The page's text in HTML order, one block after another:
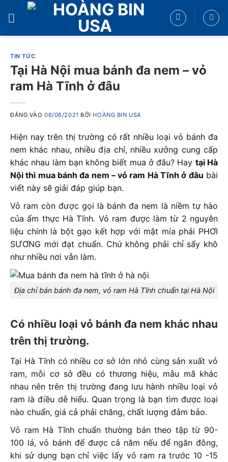
TIN TỨC
Tại Hà Nội mua bánh đa nem – vỏ
ram Hà Tĩnh ở đâu
ĐĂNG VÀO06/06/2021 BỞI HOÀNG BIN USA
Hiện nay trên thị trường có rất nhiều loại vỏ bánh đa
nem khác nhau, nhiều địa chỉ, nhiều xưởng cung cấp
khác nhau làm bạn không biết mua ở đâu? Hay tại Hà
Nội thì mua bánh đa nem – vỏ ram Hà Tĩnh ở đâu bài
viết này sẽ giải đáp giúp bạn.
Vỏ ram còn được gọi là bánh đa nem là niềm tự hào
của ẩm thực Hà Tĩnh. Vỏ ram được làm từ 2 nguyên
liệu chính là bột gạo kết hợp với mật mía phải PHƠI
SƯƠNG mới đạt chuẩn. Chứ không phải chỉ sấy khô
như nhiều nơi vẫn làm.
Địa chỉ bán bánh đa nem, vỏ ram Hà Tĩnh chuẩn tại Hà Nội
Có nhiều loại vỏ bánh đa nem khác nhau
trên thị trường.
Tại Hà Tĩnh có nhiều cơ sở lớn nhỏ cùng sản xuất vỏ
ram, mỗi cơ sở đều có thương hiệu, mẫu mã khác
nhau nên trên thị trường đang lưu hành nhiều loại vỏ
ram là điều dễ hiểu. Quan trọng là bạn tìm được loại
nào chuẩn, giá cả phải chăng, chất lượng đảm bảo.
Vỏ ram Hà Tĩnh chuẩn thường bán theo tập từ 90-
100 lá, vỏ bánh để được cả năm nếu để ngăn đông,
khi sử dụng bạn chỉ việc lấy vỏ ram ra trước 10 -15